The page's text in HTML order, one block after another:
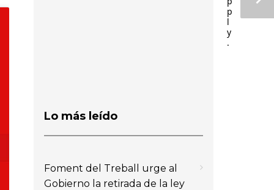
p
l
y
.
Lo más leído
Foment del Treball urge al
Gobierno la retirada de la ley